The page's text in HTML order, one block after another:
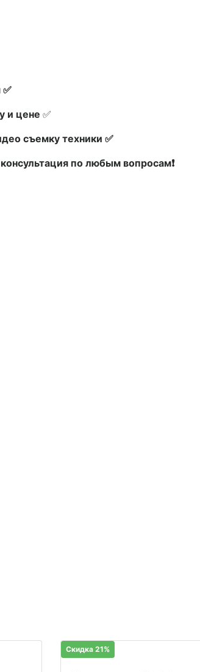
и цене ✅
съемку техники ✅
по любым вопросам❗
Скидка 21%